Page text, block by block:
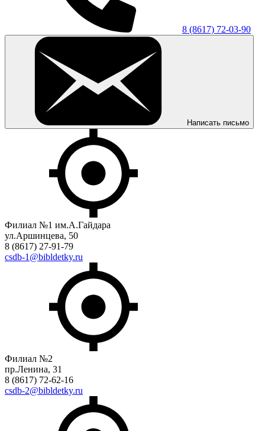
8 (8617) 72-03-90
Написать письмо
Филиал №1 им.А.Гайдара
ул.Аршинцева, 50
8 (8617) 27-91-79
csdb-1@bibldetky.ru
Филиал №2
пр.Ленина, 31
8 (8617) 72-62-16
csdb-2@bibldetky.ru